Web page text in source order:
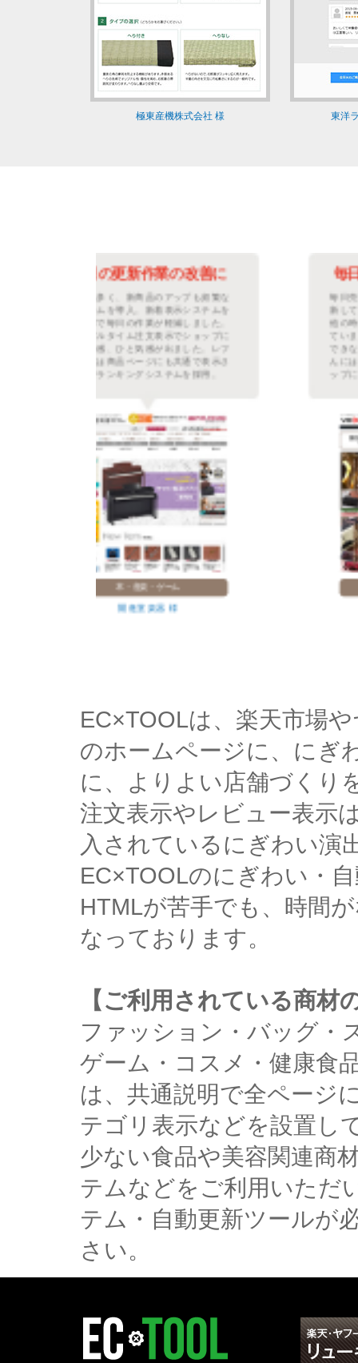
極東産機株式会社 様 東洋
毎日のランキング更新改善
毎日売れた商品数を数えランキングを更
新していましたが、その作業が無くなり
他の時間に使うことができとても重宝し
ています。また、土日祝日などは更新が
できなかったので手動の時よりもお客さ
んには新鮮な情報を常に伝えられるショ
ップになりました。
EC×TOOLは、楽天市場
のホームページに、にぎ
に、よりよい店舗づくり
注文表示やレビュー表示
入されているにぎわい演
EC×TOOLのにぎわい・
HTMLが苦手でも、時間
なっております。
【ご利用されている商材
ファッション・バッグ・
ゲーム・コスメ・健康食
は、共通説明で全ページ
テゴリ表示などを設置し
少ない食品や美容関連商
テムなどをご利用いただ
テム・自動更新ツールが
さい。